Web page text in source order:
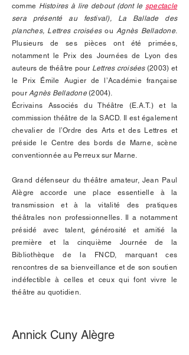
comme Histoires à lire debout (dont le spectacle
sera présenté au festival), La Ballade des
planches, Lettres croiséesouAgnès Belladone.
Plusieurs de ses pièces ont été primées,
notamment le Prix des Journées de Lyon des
auteurs de théâtre pour Lettres croisées(2003) et
le Prix Émile Augier de l’Académie française
pourAgnès Belladone(2004).
Écrivains Associés du Théâtre (E.A.T.) et la
commission théâtre de la SACD. Il est également
chevalier de l’Ordre des Arts et des Lettres et
préside le Centre des bords de Marne, scène
conventionnée au Perreux sur Marne.
Grand défenseur du théâtre amateur, Jean Paul
Alègre accorde une place essentielle à la
transmission et à la vitalité des pratiques
théâtrales non professionnelles. Il a notamment
présidé avec talent, générosité et amitié la
première et la cinquième Journée de la
Bibliothèque de la FNCD, marquant ces
rencontres de sa bienveillance et de son soutien
indéfectible à celles et ceux qui font vivre le
théâtre au quotidien.
Annick Cuny Alègre